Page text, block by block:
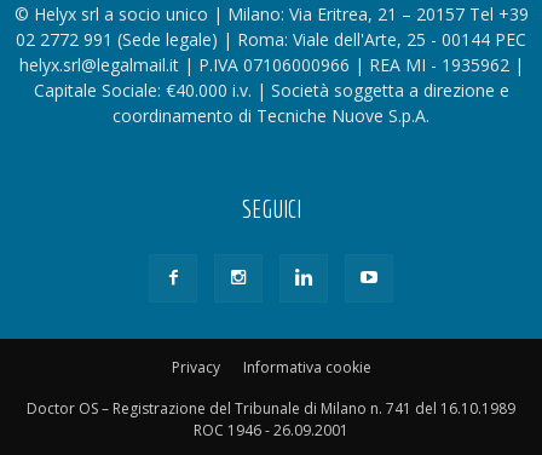
© Helyx srl a socio unico | Milano: Via Eritrea, 21 – 20157 Tel +39
02 2772 991 (Sede legale) | Roma: Viale dell'Arte, 25 - 00144 PEC
helyx.srl@legalmail.it | P.IVA 07106000966 | REA MI - 1935962 |
Capitale Sociale: €40.000 i.v. | Società soggetta a direzione e
coordinamento di Tecniche Nuove S.p.A.
SEGUICI
Privacy
Informativa cookie
Doctor OS – Registrazione del Tribunale di Milano n. 741 del 16.10.1989
ROC 1946 - 26.09.2001